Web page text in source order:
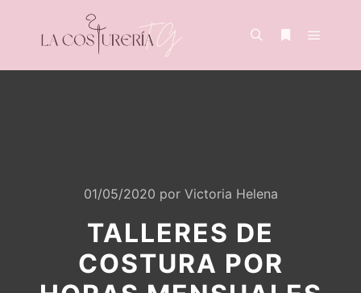
01/05/2020 por Victoria Helena
TALLERES DE
COSTURA POR